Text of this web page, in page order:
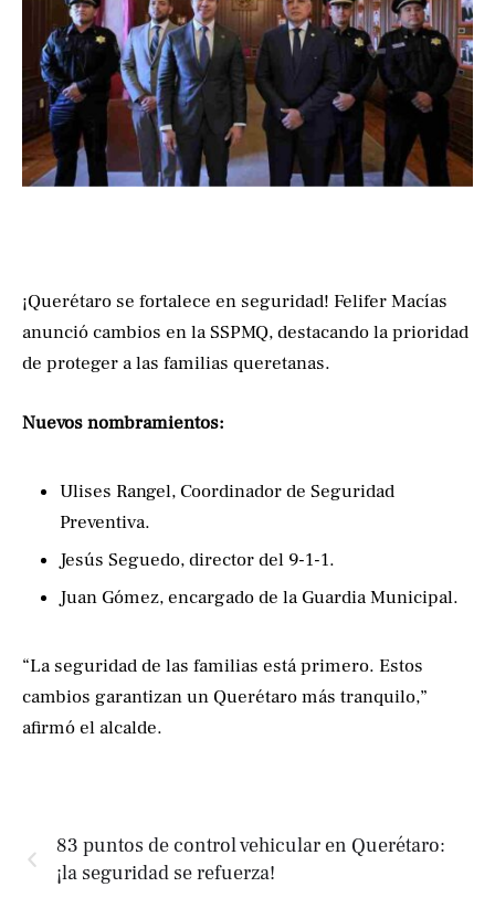
¡Querétaro se fortalece en seguridad! Felifer Macías
anunció cambios en la SSPMQ, destacando la prioridad
de proteger a las familias queretanas.
Nuevos nombramientos:
Ulises Rangel, Coordinador de Seguridad
Preventiva.
Jesús Seguedo, director del 9-1-1.
Juan Gómez, encargado de la Guardia Municipal.
“La seguridad de las familias está primero. Estos
cambios garantizan un Querétaro más tranquilo,”
afirmó el alcalde.
83 puntos de control vehicular en Querétaro:
¡la seguridad se refuerza!